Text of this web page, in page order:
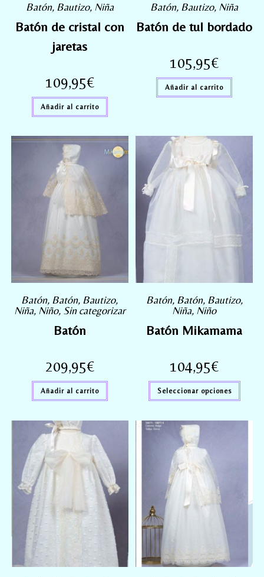
Batón, Bautizo, Niña
Batón de cristal con
jaretas
109,95€
Añadir al carrito
Batón, Bautizo, Niña
Batón de tul bordado
105,95€
Añadir al carrito
Batón, Batón, Bautizo,
Niña, Niño, Sin categorizar
Batón
209,95€
Añadir al carrito
Batón, Batón, Bautizo,
Niña, Niño
Batón Mikamama
104,95€
Seleccionar opciones